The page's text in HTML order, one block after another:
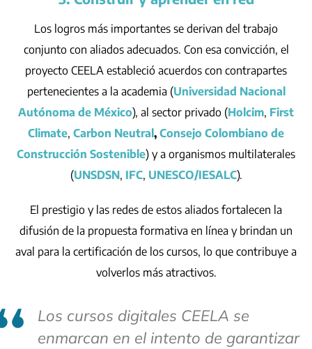
Los logros más importantes se derivan del trabajo
conjunto con aliados adecuados. Con esa convicción, el
proyecto CEELA estableció acuerdos con contrapartes
pertenecientes a la academia (Universidad Nacional
Autónoma de México), al sector privado (Holcim, First
Climate, Carbon Neutral , Consejo Colombiano de
Construcción Sostenible) y a organismos multilaterales
(UNSDSN, IFC, UNESCO/IESALC).
El prestigio y las redes de estos aliados fortalecen la
difusión de la propuesta formativa en línea y brindan un
aval para la certificación de los cursos, lo que contribuye a
volverlos más atractivos.
Los cursos digitales CEELA se
enmarcan en el intento de garantizar